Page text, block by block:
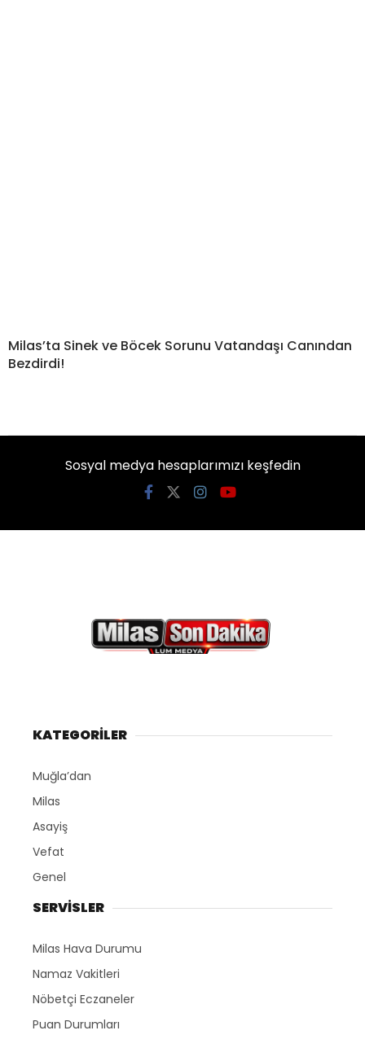
Milas’ta Sinek ve Böcek Sorunu Vatandaşı Canından
Bezdirdi!
Sosyal medya hesaplarımızı keşfedin
KATEGORİLER
Muğla’dan
Milas
Asayiş
Vefat
Genel
SERVİSLER
Milas Hava Durumu
Namaz Vakitleri
Nöbetçi Eczaneler
Puan Durumları